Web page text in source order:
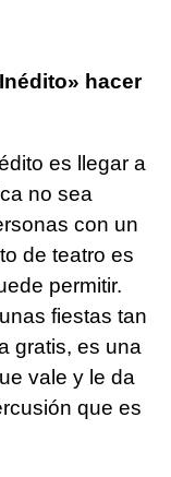
hacer
es llegar a
no sea
con un
de teatro es
permitir.
fiestas tan
gratis, es una
vale y le da
que es